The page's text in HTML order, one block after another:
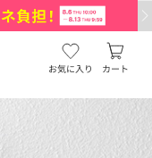
お気に入り カート